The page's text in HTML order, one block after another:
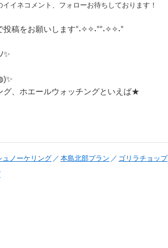
イイネコメント、フォローお待ちしております！
稿をお願いします°˖✧✧˖°°˖✧✧˖°
✨
グ、ホエールウォッチングといえば★
ュノーケリング 本島北部プラン
ゴリラチョップ